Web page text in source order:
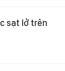
sạt lở trên